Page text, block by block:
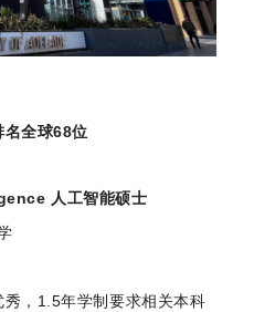
名全球68位
人工智能硕士
，1.5年学制要求相关本科